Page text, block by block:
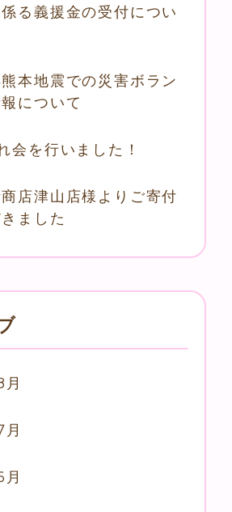
る義援金の受付につい
本地震での災害ボラン
について
会を行いました！
店津山店様よりご寄付
ました